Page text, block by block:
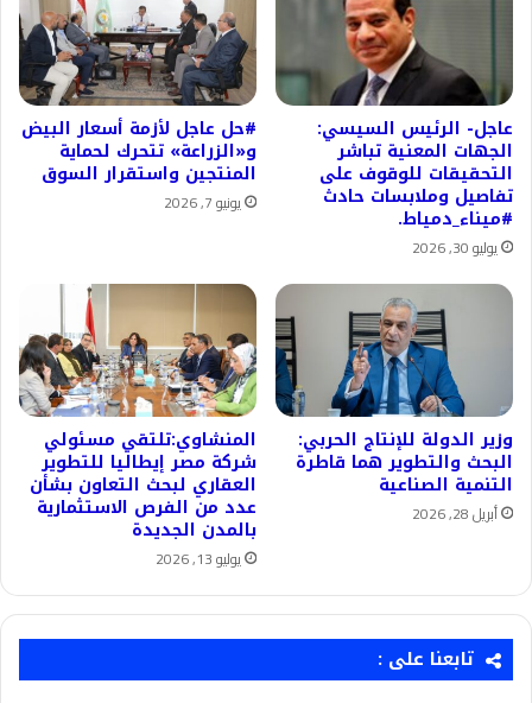
عاجل- الرئيس السيسي:
الجهات المعنية تباشر
التحقيقات للوقوف على
تفاصيل وملابسات حادث
#ميناء_دمياط.
يوليو 30, 2026
#حل عاجل لأزمة أسعار البيض
و«الزراعة» تتحرك لحماية
المنتجين واستقرار السوق
يونيو 7, 2026
وزير الدولة للإنتاج الحربي:
البحث والتطوير هما قاطرة
التنمية الصناعية
أبريل 28, 2026
المنشاوي:تلتقي مسئولي
شركة مصر إيطاليا للتطوير
العقاري لبحث التعاون بشأن
عدد من الفرص الاستثمارية
بالمدن الجديدة
يوليو 13, 2026
تابعنا على :